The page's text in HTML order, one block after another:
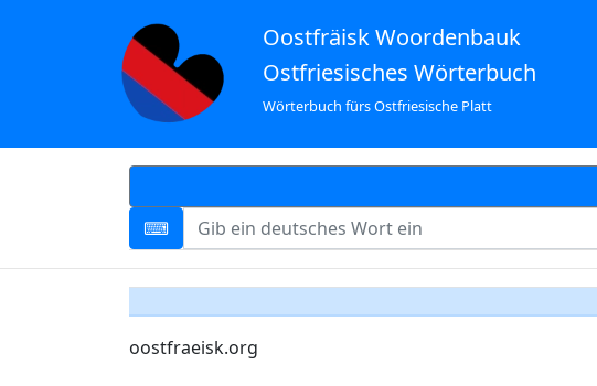
Oostfräisk Woordenbauk
Ostfriesisches Wörterbuch
Wörterbuch fürs Ostfriesische Platt
oostfraeisk.org